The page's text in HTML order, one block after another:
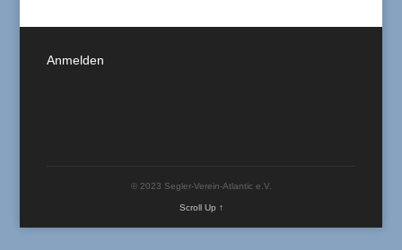
Anmelden
© 2023 Segler-Verein-Atlantic e.V.
Scroll Up ↑